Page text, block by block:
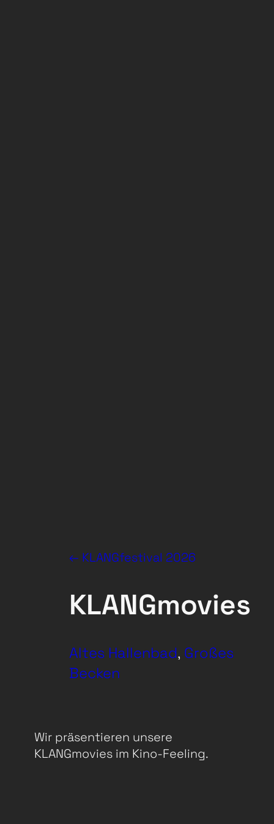
← KLANGfestival 2026
KLANGmovies
Altes Hallenbad, Großes
Becken
Wir präsentieren unsere
KLANGmovies im Kino-Feeling.